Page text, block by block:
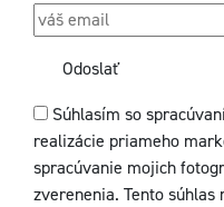
Odoslať
Súhlasím so
realizácie priameho
spracúvanie mojich
zverenenia. Tento